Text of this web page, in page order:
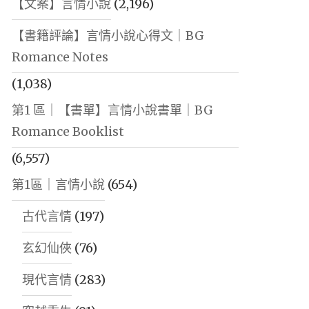
【文案】言情小說(2,196)
【書籍評論】言情小說心得文｜BG
Romance Notes
(1,038)
第1 區｜【書單】言情小說書單｜BG
Romance Booklist
(6,557)
第1區｜言情小說(654)
古代言情(197)
玄幻仙俠 (76)
現代言情(283)